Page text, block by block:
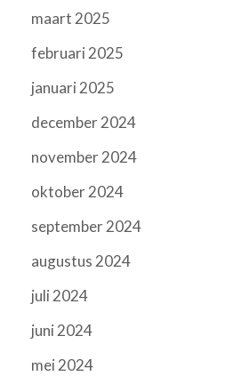
maart 2025
februari 2025
januari 2025
december 2024
november 2024
oktober 2024
september 2024
augustus 2024
juli 2024
juni 2024
mei 2024